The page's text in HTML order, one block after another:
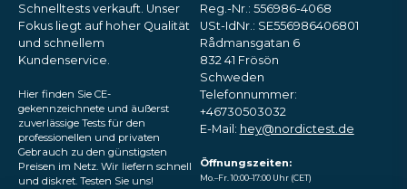
Schnelltests verkauft. Unser
Fokus liegt auf hoher Qualität
und schnellem
Kundenservice.
Hier finden Sie CE-
gekennzeichnete und äußerst
zuverlässige Tests für den
professionellen und privaten
Gebrauch zu den günstigsten
Preisen im Netz. Wir liefern schnell
und diskret. Testen Sie uns!
Reg.-Nr.: 556986-4068
USt-IdNr.: SE556986406801
Rådmansgatan 6
832 41 Frösön
Schweden
Telefonnummer:
+46730503032
E-Mail: hey@nordictest.de
Öffnungszeiten:
Mo.–Fr. 10:00–17:00 Uhr (CET)